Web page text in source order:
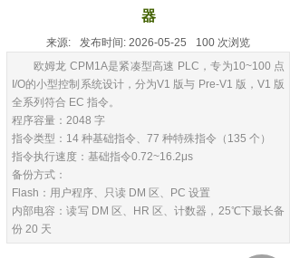
器
来源: 发布时间: 2026-05-25 100 次浏览
欧姆龙 CPM1A是紧凑型高速 PLC，专为10~100 点
I/O的小型控制系统设计，分为V1 版与 Pre-V1 版，V1 版
全系列符合 EC 指令。
程序容量：2048 字
指令类型：14 种基础指令、77 种特殊指令（135 个）
指令执行速度：基础指令0.72~16.2μs
备份方式：
Flash：用户程序、只读 DM 区、PC 设置
内部电容：读写 DM 区、HR 区、计数器，25℃下最长备
份 20 天